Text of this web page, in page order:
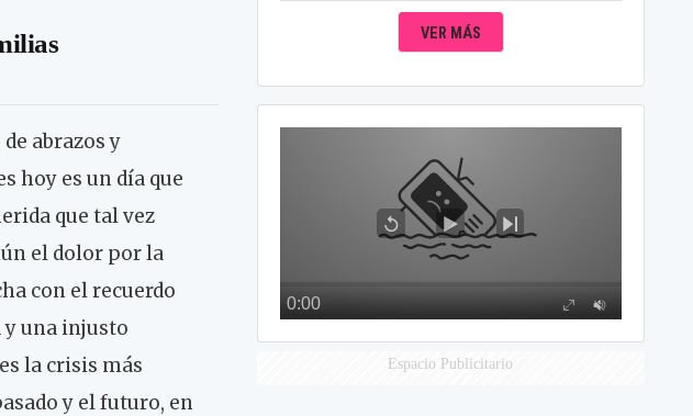
abrazos y
hoy es un día que
que tal vez
el dolor por la
con el recuerdo
y una injusto
la crisis más
y el futuro, en
VER MÁS
Espacio Publicitario